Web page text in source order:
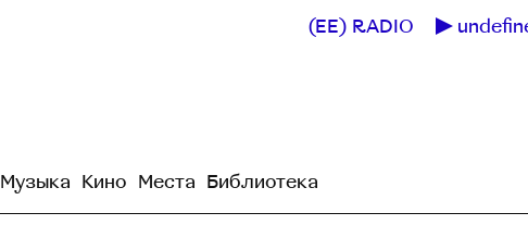
(EE) RADIO
Музыка Кино Места Библиотека